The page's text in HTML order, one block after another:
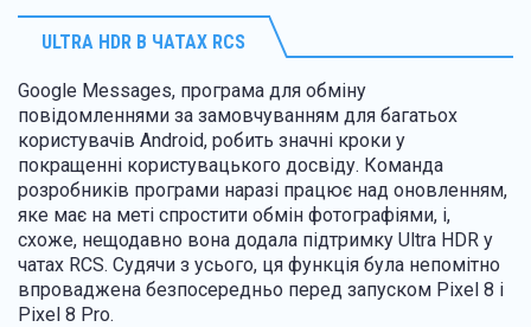
ULTRA HDR В ЧАТАХ RCS
Google Messages, програма для обміну
повідомленнями за замовчуванням для багатьох
користувачів Android, робить значні кроки у
покращенні користувацького досвіду. Команда
розробників програми наразі працює над оновленням,
яке має на меті спростити обмін фотографіями, і,
схоже, нещодавно вона додала підтримку Ultra HDR у
чатах RCS. Судячи з усього, ця функція була непомітно
впроваджена безпосередньо перед запуском Pixel 8 і
Pixel 8 Pro.